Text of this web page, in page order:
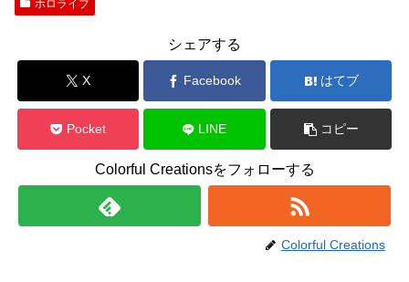
ホロライブ
シェアする
X Facebook はてブ
Pocket LINE コピー
Colorful Creationsをフォローする
Colorful Creations